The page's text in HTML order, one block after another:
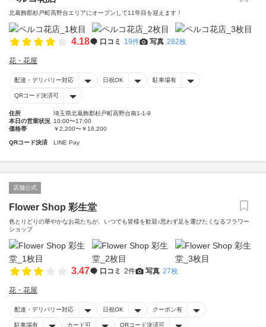
北葛飾郡杉戸町高野台エリアにオープンして11年目を迎えます！
4.18 口コミ 19件 写真 282枚
花・花屋
配達・デリバリー対応 日祝OK 駐車場有
QRコード決済可
住所
埼玉県北葛飾郡杉戸町高野台南1-1-9
本日の営業状況 10:00〜17:00
価格帯
￥2,200〜￥16,200
QRコード決済 LINE Pay
店舗公式
Flower Shop 彩生堂
色とりどりの華やかなお花たちが、いつでも皆様を歓迎♪思わず足を運びたくなるフラワー
ショップ
3.47 口コミ 2件 写真 27枚
花・花屋
配達・デリバリー対応 日祝OK クーポン有
駐車場有 カード可 QRコード決済可